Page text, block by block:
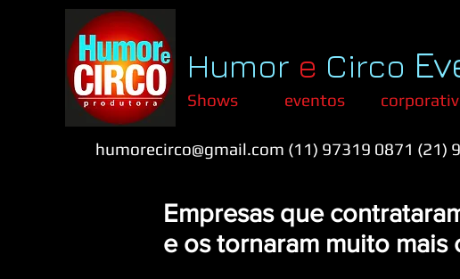
Humor e Circo
Shows eventos
humorecirco@gmail.com (11) 97319 0871 (21)
Empresas que
e os tornaram muito mais